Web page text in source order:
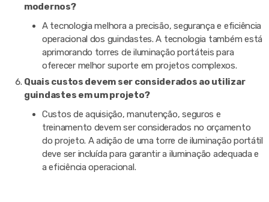
modernos?
A tecnologia melhora a precisão, segurança e eficiência
operacional dos guindastes. A tecnologia também está
aprimorando torres de iluminação portáteis para
oferecer melhor suporte em projetos complexos.
Quais custos devem ser considerados ao utilizar
guindastes em um projeto?
Custos de aquisição, manutenção, seguros e
treinamento devem ser considerados no orçamento
do projeto. A adição de uma torre de iluminação portátil
deve ser incluída para garantir a iluminação adequada e
a eficiência operacional.